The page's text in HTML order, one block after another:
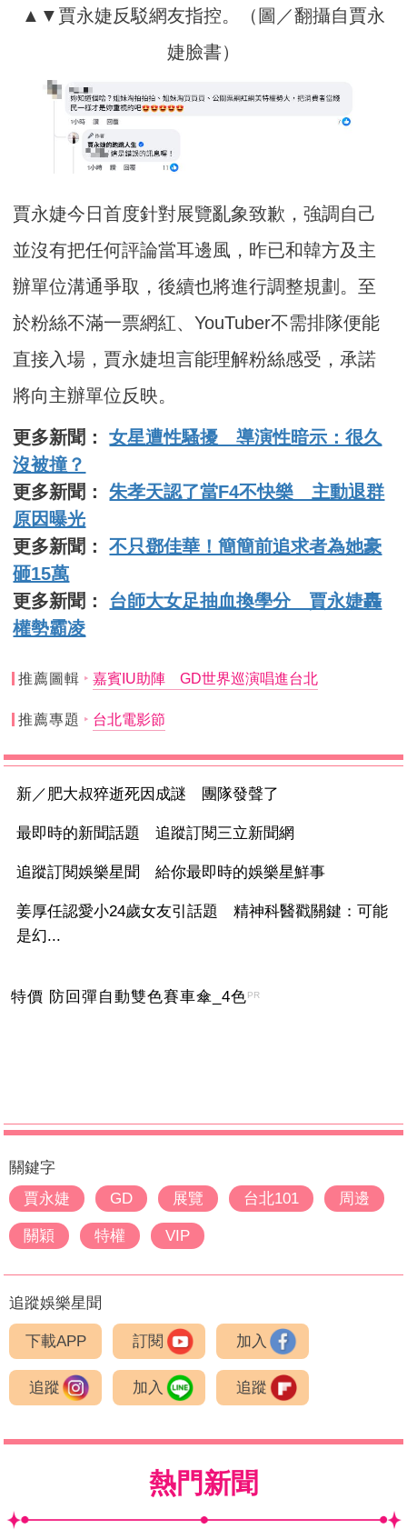
▲▼賈永婕反駁網友指控。（圖／翻攝自賈永
婕臉書）
賈永婕今日首度針對展覽亂象致歉，強調自己
並沒有把任何評論當耳邊風，昨已和韓方及主
辦單位溝通爭取，後續也將進行調整規劃。至
於粉絲不滿一票網紅、YouTuber不需排隊便能
直接入場，賈永婕坦言能理解粉絲感受，承諾
將向主辦單位反映。
更多新聞：女星遭性騷擾 導演性暗示：很久
沒被撞？
更多新聞：朱孝天認了當F4不快樂 主動退群
原因曝光
更多新聞：不只鄧佳華！簡簡前追求者為她豪
砸15萬
更多新聞： 台師大女足抽血換學分 賈永婕轟
權勢霸凌
推薦圖輯 嘉賓IU助陣 GD世界巡演唱進台北
推薦專題 台北電影節
新／肥大叔猝逝死因成謎 團隊發聲了
最即時的新聞話題 追蹤訂閱三立新聞網
追蹤訂閱娛樂星聞 給你最即時的娛樂星鮮事
姜厚任認愛小24歲女友引話題 精神科醫戳關鍵：可能
是幻...
特價 防回彈自動雙色賽車傘_4色PR
關鍵字
賈永婕
GD 展覽 台北101 周邊
關穎 特權 VIP
追蹤娛樂星聞
下載APP 訂閱 加入
追蹤 加入 追蹤
熱門新聞